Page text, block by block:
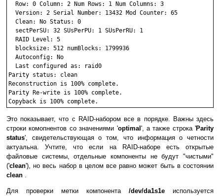
  Row: 0 Column: 2 Num Rows: 1 Num Columns: 3
  Version: 2 Serial Number: 13432 Mod Counter: 65
  Clean: No Status: 0
  sectPerSU: 32 SUsPerPU: 1 SUsPerRU: 1
  RAID Level: 5
  blocksize: 512 numBlocks: 1799936
  Autoconfig: No
  Last configured as: raid0
Parity status: clean
Reconstruction is 100% complete.
Parity Re-write is 100% complete.
Copyback is 100% complete.
Это показывает, что с RAID-набором все в порядке. Важны здесь
строки комопнентов со значениями 'optimal ', а также строка 'Parity
status', свидетельствующая о том, что информация о четности
актуальна. Учтите, что если на RAID-наборе есть открытые
файловые системы, отдельные компоненты не будут "чистыми"
('clean'), но весь набор в целом все равно может быть в состоянии
clean .
Для проверки метки компонента /dev/da1s1e используется